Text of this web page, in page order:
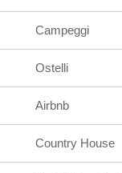
Campeggi
Ostelli
Airbnb
Country House